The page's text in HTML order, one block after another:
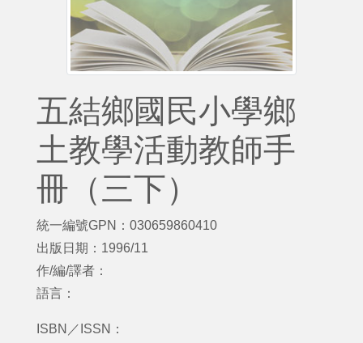
五結鄉國民小學鄉
土教學活動教師手
冊（三下）
統一編號GPN：030659860410
出版日期：1996/11
作/編/譯者：
語言：
ISBN／ISSN：